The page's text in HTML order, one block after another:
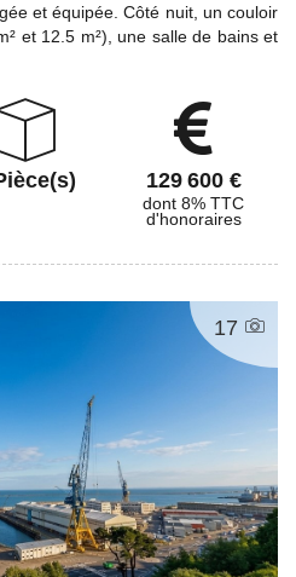
et équipée. Côté nuit, un couloir
et 12.5 m²), une salle de bains et
129 600 €
dont 8% TTC
d'honoraires
17